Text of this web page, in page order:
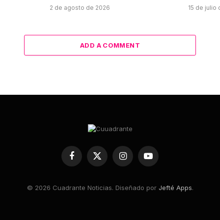
2 de agosto de 2026 15 de julio
ADD A COMMENT
Facebook
X
InstagramYouTube
© 2026 Cuadrante Noticias. Diseñado por Jefté Apps.